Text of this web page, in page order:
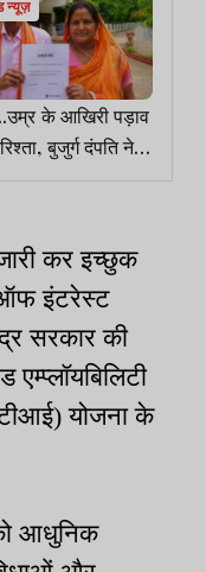
न्यूज़
के आखिरी पड़ाव
बुजुर्ग दंपति ने
राह
कर इच्छुक
ऑफ इंटरेस्ट
सरकार की
योजना के
आधुनिक